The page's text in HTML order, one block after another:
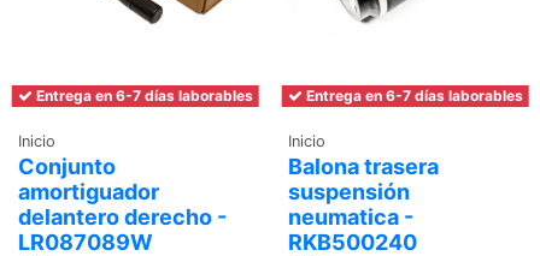
Entrega en 6-7 días laborables
Inicio
Conjunto
amortiguador
delantero derecho -
LR087089W
Entrega en 6-7 días laborables
Inicio
Balona trasera
suspensión
neumatica -
RKB500240